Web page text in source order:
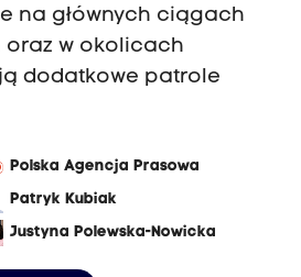
na głównych ciągach
oraz w okolicach
dodatkowe patrole
Polska Agencja Prasowa
Patryk Kubiak
Justyna Polewska-Nowicka